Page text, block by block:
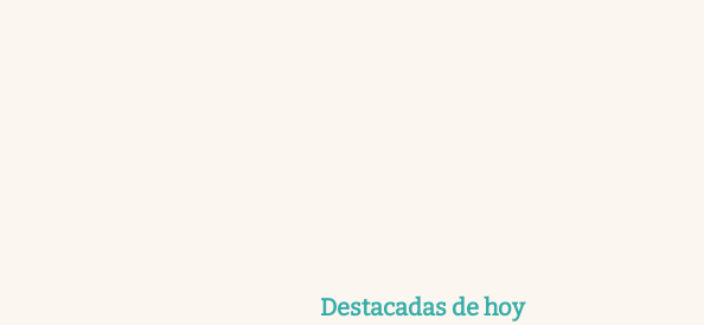
Destacadas de hoy